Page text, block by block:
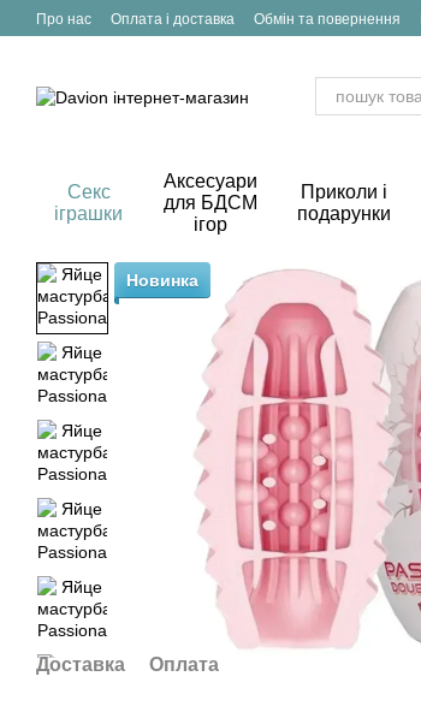
Перейти до основного контенту
Про нас Оплата і доставка Обмін та повернення
Секс
іграшки
Аксесуари
для БДСМ
ігор
Приколи і
подарунки
Новинка
Доставка Оплата